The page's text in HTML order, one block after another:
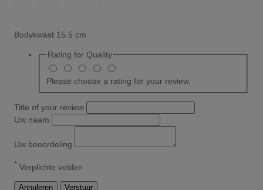
Bodykwast 15.5 cm
Rating for Quality
Please choose a rating for your review.
Title of your review
Uw naam
Uw beoordeling
* Verplichte velden
Annuleren Verstuur